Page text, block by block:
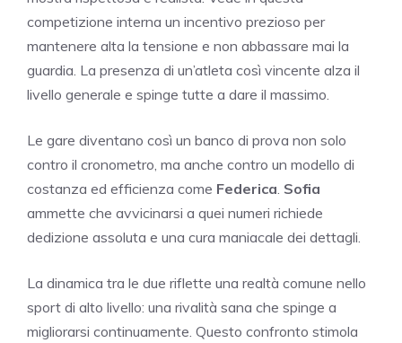
competizione interna un incentivo prezioso per
mantenere alta la tensione e non abbassare mai la
guardia. La presenza di un’atleta così vincente alza il
livello generale e spinge tutte a dare il massimo.
Le gare diventano così un banco di prova non solo
contro il cronometro, ma anche contro un modello di
costanza ed efficienza come Federica Sofia
ammette che avvicinarsi a quei numeri richiede
dedizione assoluta e una cura maniacale dei dettagli.
La dinamica tra le due riflette una realtà comune nello
sport di alto livello: una rivalità sana che spinge a
migliorarsi continuamente. Questo confronto stimola